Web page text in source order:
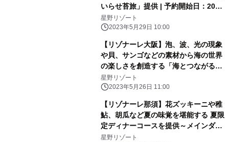
いらせ苔旅」提供 | 予約開始日：2023
年6月13日／期間：2023年6月24日〜
2024年6月19日
星野リゾート
2023年5月29日 10:00
【リゾナーレ大阪】泡、波、光の現象
や貝、サンゴなどの素材から海の世界
の楽しさを創造する「海とつながるア
トリエ」誕生｜期間：2023年6月1
日〜9月30日
星野リゾート
2023年5月26日 11:00
【リゾナーレ那須】花ズッキーニや稚
鮎、胡瓜など夏の味覚を堪能する 夏限
定ディナーコースを提供～メインダイ
ニング「OTTO SETTE(オットセッテ)
星野リゾート